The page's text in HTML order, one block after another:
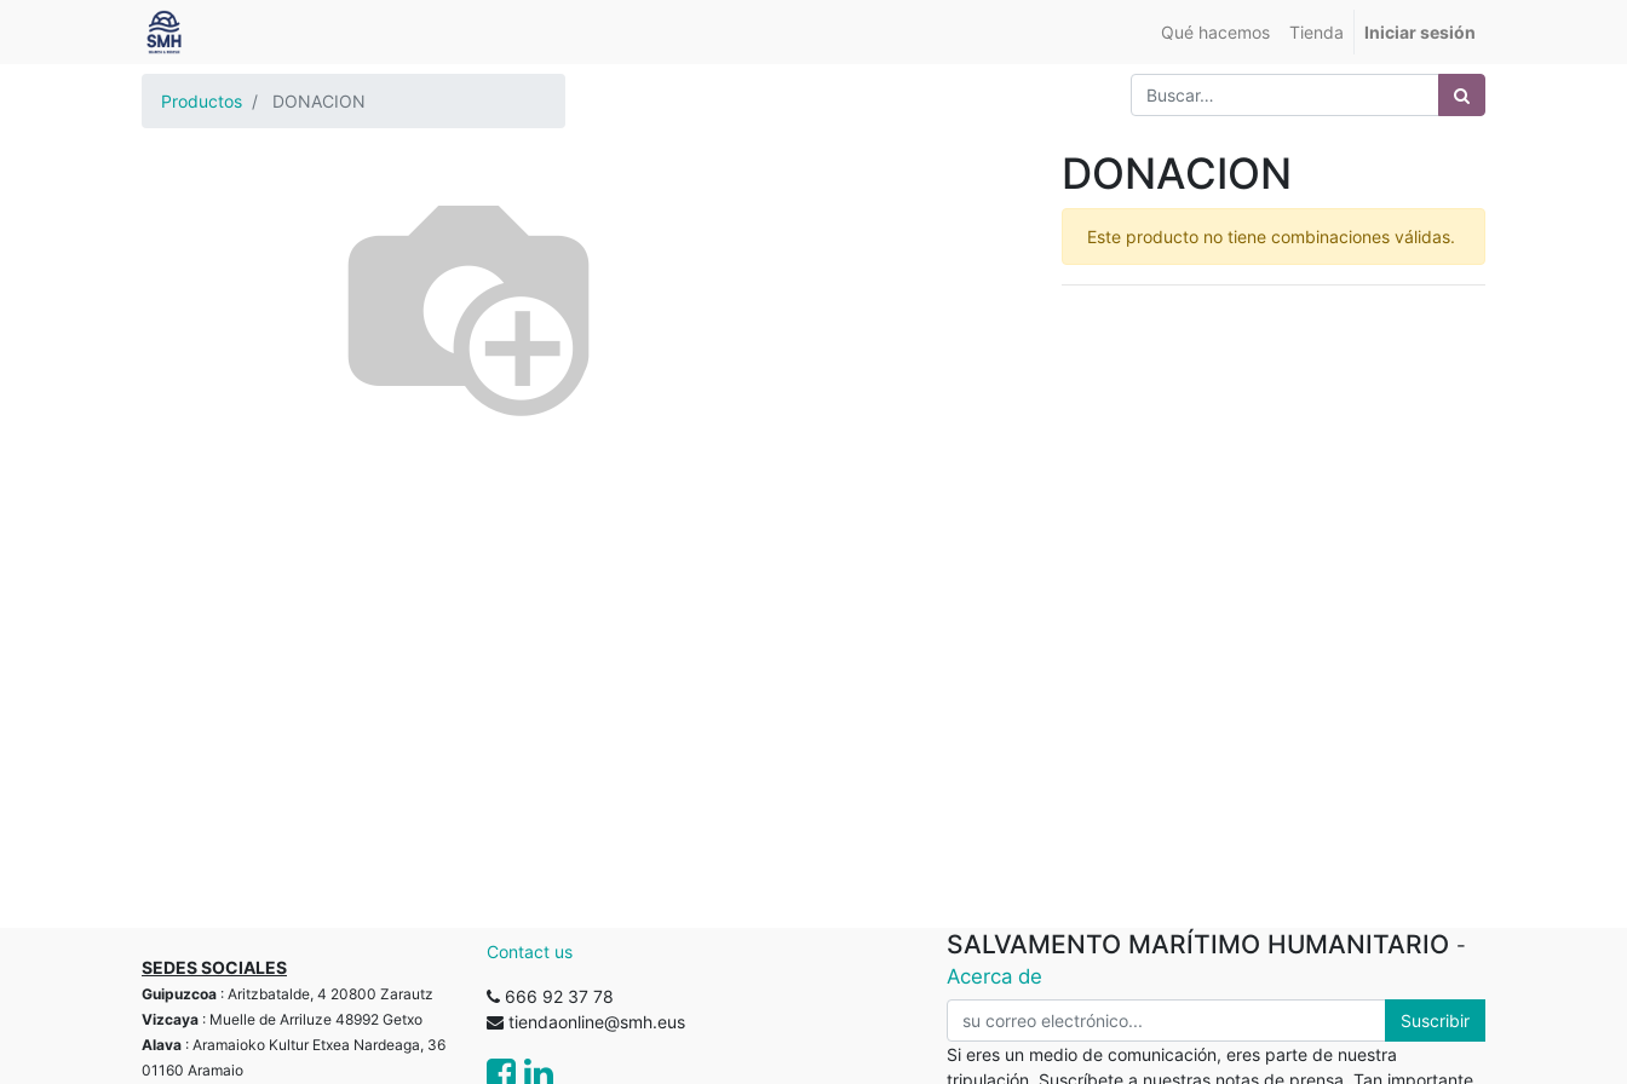
Qué hacemos Tienda Iniciar sesión
Productos DONACION
DONACION
Este producto no tiene combinaciones válidas.
SEDES SOCIALES
Guipuzcoa : Aritzbatalde, 4 20800 Zarautz
Vizcaya : Muelle de Arriluze 48992 Getxo
Alava : Aramaioko Kultur Etxea Nardeaga, 36
01160 Aramaio
Contact us
666 92 37 78
tiendaonline@smh.eus
SALVAMENTO MARÍTIMO HUMANITARIO -
Acerca de
Suscribir
Si eres un medio de comunicación, eres parte de nuestra
tripulación. Suscríbete a nuestras notas de prensa. Tan importante